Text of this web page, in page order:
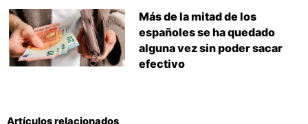
Más de la mitad de los
españoles se ha quedado
alguna vez sin poder sacar
efectivo
Artículos relacionados